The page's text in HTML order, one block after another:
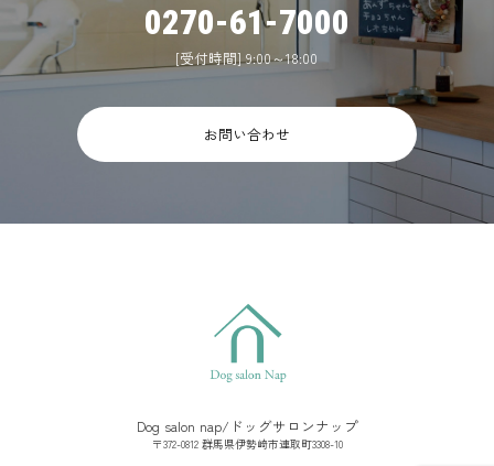
0270-61-7000
[受付時間] 9:00～18:00
お問い合わせ
Dog salon nap/ドッグサロンナップ
〒372-0812 群馬県伊勢崎市連取町3308-10